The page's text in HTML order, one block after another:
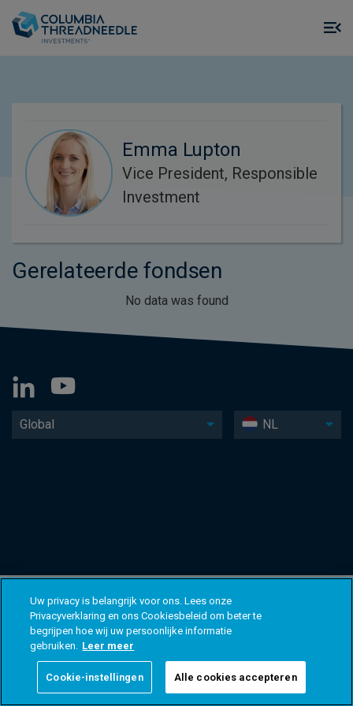
Emma Lupton
Vice President, Responsible
Investment
Gerelateerde fondsen
No data was found
Global NL
Uw privacy is belangrijk voor ons. Lees onze
Privacyverklaring en ons Cookiesbeleid om beter te
begrijpen hoe wij uw persoonlijke informatie
gebruiken. Leer meer
Cookie-instellingen Alle cookies accepteren